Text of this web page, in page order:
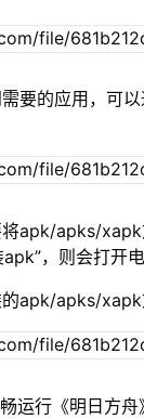
要的应用，可
apk/apks/
，则会打开电
apk/apks/xapk
运行《明日方